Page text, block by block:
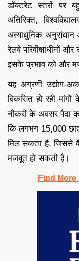
डॉक्टरेट स्तरों पर
अतिरिक्त,
अत्याधुनिक अनुसंधान
रेलवे परिवीक्षाधीनों
इसके प्रभाव को और
यह अग्रणी उद्योग-
विकसित हो रही
नौकरी के अवसर पैदा
कि लगभग 15,000
मिल सकता है, जिससे
मजबूत हो सकती है।
Find